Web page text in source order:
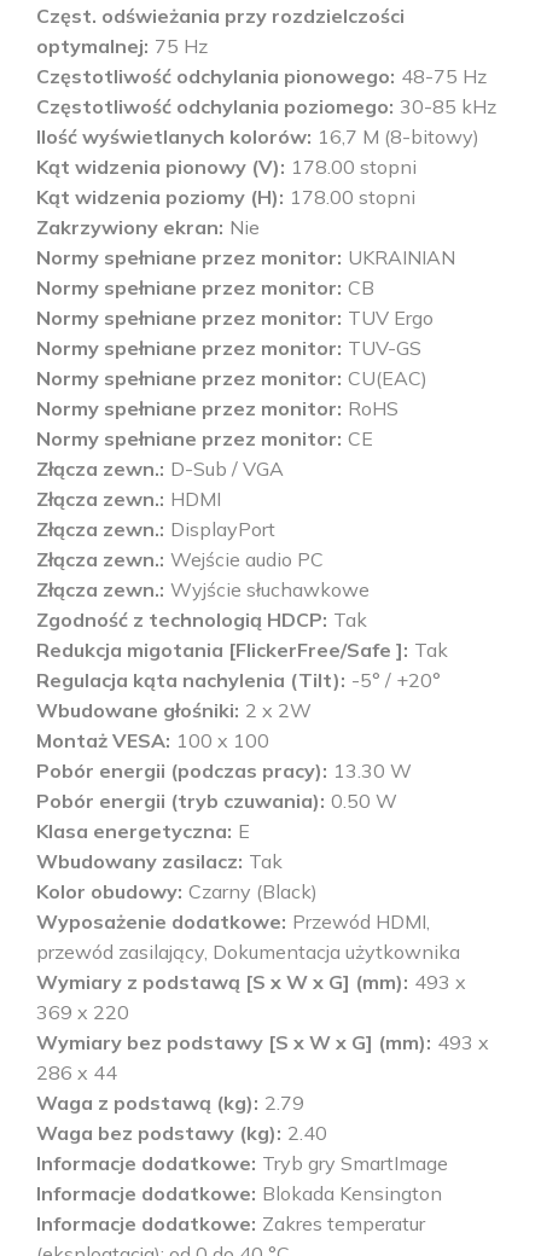
Częst. odświeżania przy rozdzielczości
optymalnej 75 Hz
Częstotliwość odchylania pionowego 48-75 Hz
Częstotliwość odchylania poziomego 30-85 kHz
Ilość wyświetlanych kolorów 16,7 M (8-bitowy)
Kąt widzenia pionowy (V)
178.00 stopni
Kąt widzenia poziomy (H)
178.00 stopni
Zakrzywiony ekran Nie
Normy spełniane przez monitor UKRAINIAN
Normy spełniane przez monitor CB
Normy spełniane przez monitor TUV Ergo
Normy spełniane przez monitor TUV-GS
Normy spełniane przez monitor CU(EAC)
Normy spełniane przez monitor RoHS
Normy spełniane przez monitor CE
Złącza zewn. D-Sub / VGA
Złącza zewn. HDMI
Złącza zewn. DisplayPort
Złącza zewn. Wejście audio PC
Złącza zewn. Wyjście słuchawkowe
Zgodność z technologią HDCP Tak
Redukcja migotania [FlickerFree/Safe ] Tak
Regulacja kąta nachylenia (Tilt) -5° / +20°
Wbudowane głośniki 2 x 2W
Montaż VESA 100 x 100
Pobór energii (podczas pracy)
13.30 W
Pobór energii (tryb czuwania) 0.50 W
Klasa energetyczna E
Wbudowany zasilacz Tak
Kolor obudowy Czarny (Black)
Wyposażenie dodatkowe Przewód HDMI,
przewód zasilający, Dokumentacja użytkownika
Wymiary z podstawą [S x W x G] (mm) 493 x
369 x 220
Wymiary bez podstawy [S x W x G] (mm) 493 x
286 x 44
Waga z podstawą (kg) 2.79
Waga bez podstawy (kg) 2.40
Informacje dodatkowe Tryb gry SmartImage
Informacje dodatkowe Blokada Kensington
Informacje dodatkowe Zakres temperatur